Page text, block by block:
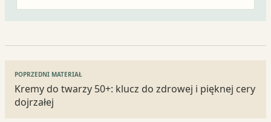
Nawigacja
wpisu
POPRZEDNI MATERIAŁ
Kremy do twarzy 50+: klucz do zdrowej i pięknej cery
dojrzałej